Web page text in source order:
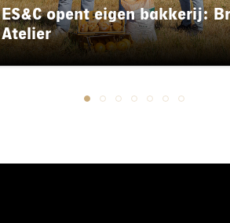
ES&C opent eigen bakkerij:
Atelier